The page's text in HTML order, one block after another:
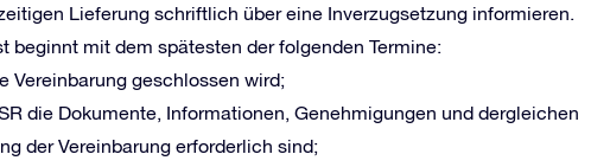
Lieferung schriftlich über eine Inverzugsetzung informieren.
beginnt mit dem spätesten der folgenden Termine:
Vereinbarung geschlossen wird;
die Dokumente, Informationen, Genehmigungen und dergleichen
der Vereinbarung erforderlich sind;